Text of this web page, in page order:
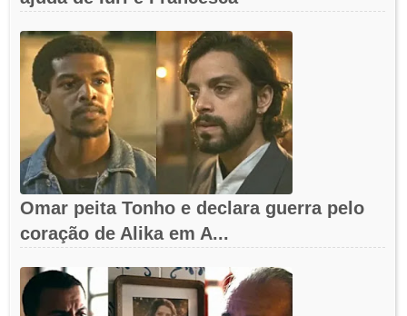
Omar peita Tonho e declara guerra pelo
coração de Alika em A...